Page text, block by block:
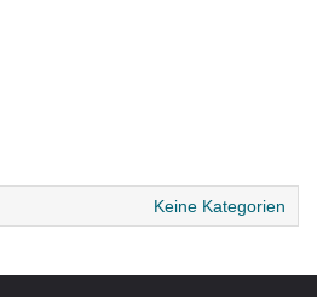
Keine Kategorien